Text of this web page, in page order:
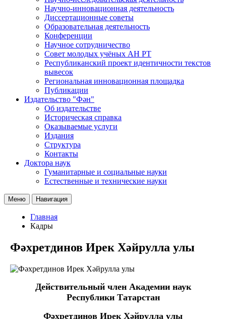
Научно-инновационная деятельность
Диссертационные советы
Образовательная деятельность
Конференции
Научное сотрудничество
Совет молодых учёных АН РТ
Республиканский проект идентичности текстов
вывесок
Региональная инновационная площадка
Публикации
Издательство "Фән"
Об издательстве
Историческая справка
Оказываемые услуги
Издания
Структура
Контакты
Доктора наук
Гуманитарные и социальные науки
Естественные и технические науки
Меню Навигация
Главная
Кадры
Фәхретдинов Ирек Хәйрулла улы
Действительный член Академии наук
Республики Татарстан
Фәхретдинов Ирек Хәйрулла улы